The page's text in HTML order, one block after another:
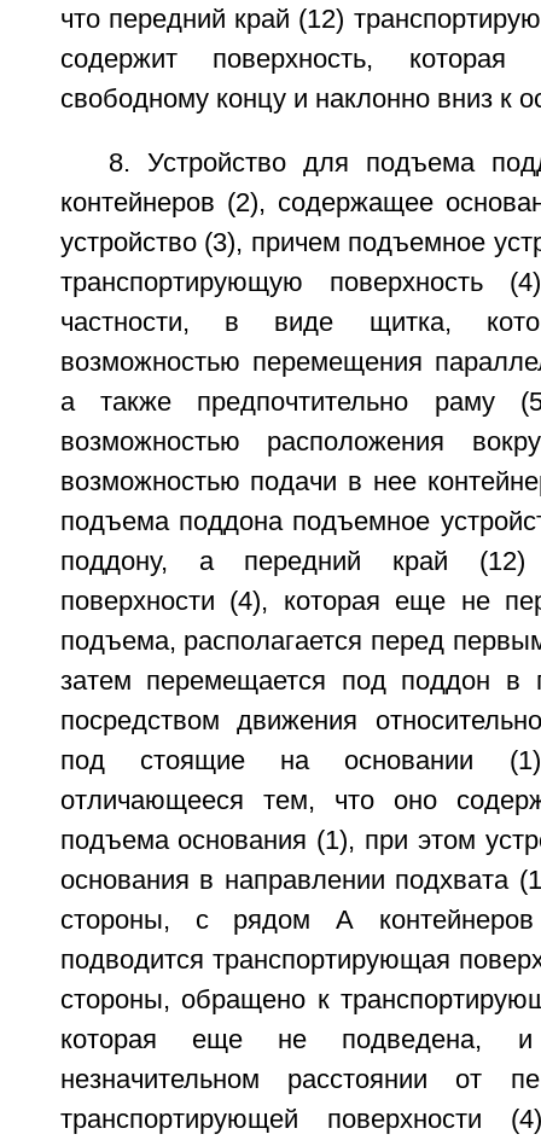
что передний край (12)
содержит поверхность,
свободному концу и наклонно вниз к
8. Устройство для подъема
контейнеров (2), содержащее
устройство (3), причем подъемное
транспортирующую поверхность
частности, в виде щитка,
возможностью перемещения
а также предпочтительно раму
возможностью расположения
возможностью подачи в нее
подъема поддона подъемное
поддону, а передний край (12)
поверхности (4), которая еще не
подъема, располагается перед
затем перемещается под поддон в
посредством движения
под стоящие на основании
отличающееся тем, что оно
подъема основания (1), при этом
основания в направлении подхвата
стороны, с рядом А
подводится транспортирующая
стороны, обращено к
которая еще не подведена, и
незначительном расстоянии от
транспортирующей поверхности